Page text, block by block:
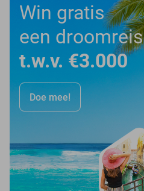
Win gratis
een droomreis
t.w.v. €3.000
Doe mee!